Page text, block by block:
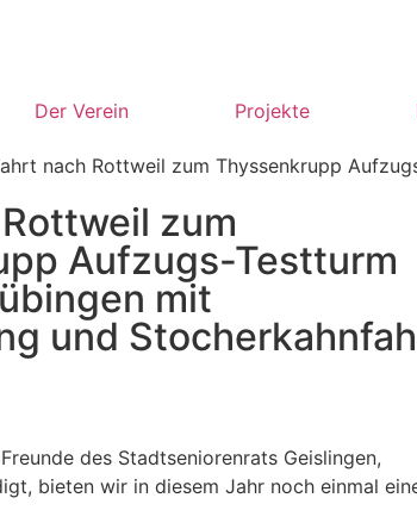
Der Verein Projekte
nach Rottweil zum Thyssenkrupp
zum
Aufzugs-Testturm
mit
und
des Stadtseniorenrats Geislingen,
bieten wir in diesem Jahr noch einmal